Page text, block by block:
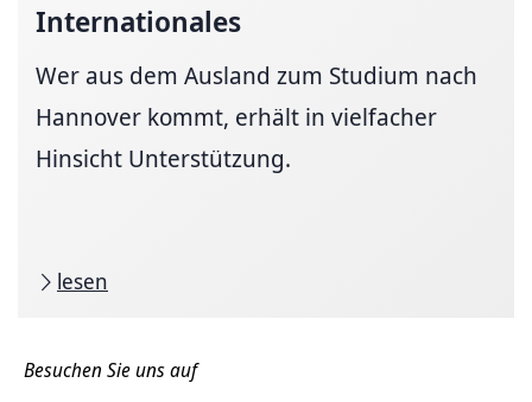
Internationales
Wer aus dem Ausland zum Studium nach
Hannover kommt, erhält in vielfacher
Hinsicht Unterstützung.
lesen
Besuchen Sie uns auf